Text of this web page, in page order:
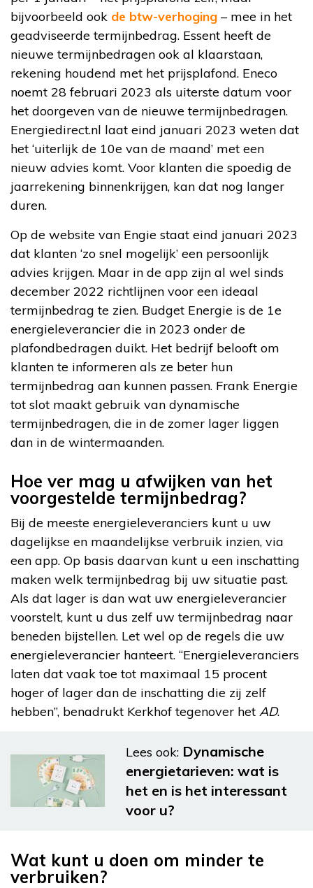
bijvoorbeeld ook de btw-verhoging – mee in het
geadviseerde termijnbedrag. Essent heeft de
nieuwe termijnbedragen ook al klaarstaan,
rekening houdend met het prijsplafond. Eneco
noemt 28 februari 2023 als uiterste datum voor
het doorgeven van de nieuwe termijnbedragen.
Energiedirect.nl laat eind januari 2023 weten dat
het ‘uiterlijk de 10e van de maand’ met een
nieuw advies komt. Voor klanten die spoedig de
jaarrekening binnenkrijgen, kan dat nog langer
duren.
Op de website van Engie staat eind januari 2023
dat klanten ‘zo snel mogelijk’ een persoonlijk
advies krijgen. Maar in de app zijn al wel sinds
december 2022 richtlijnen voor een ideaal
termijnbedrag te zien. Budget Energie is de 1e
energieleverancier die in 2023 onder de
plafondbedragen duikt. Het bedrijf belooft om
klanten te informeren als ze beter hun
termijnbedrag aan kunnen passen. Frank Energie
tot slot maakt gebruik van dynamische
termijnbedragen, die in de zomer lager liggen
dan in de wintermaanden.
Hoe ver mag u afwijken van het
voorgestelde termijnbedrag?
Bij de meeste energieleveranciers kunt u uw
dagelijkse en maandelijkse verbruik inzien, via
een app. Op basis daarvan kunt u een inschatting
maken welk termijnbedrag bij uw situatie past.
Als dat lager is dan wat uw energieleverancier
voorstelt, kunt u dus zelf uw termijnbedrag naar
beneden bijstellen. Let wel op de regels die uw
energieleverancier hanteert. “Energieleveranciers
laten dat vaak toe tot maximaal 15 procent
hoger of lager dan de inschatting die zij zelf
hebben”, benadrukt Kerkhof tegenover het AD.
Lees ook: Dynamische
energietarieven: wat is
het en is het interessant
voor u?
Wat kunt u doen om minder te
verbruiken?